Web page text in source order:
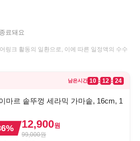
료돼요
링크 활동의 일환으로, 이에 따른 일정액의 수수
남은시간 10 : 12 : 24
마르 솥뚜껑 세라믹 가마솥, 16cm, 1
% 12,900원
99,000원